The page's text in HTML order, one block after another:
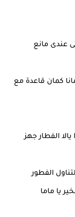
عندى مانع
كمان قاعدة مع
الفطار جهز
الفطور
يا ماما